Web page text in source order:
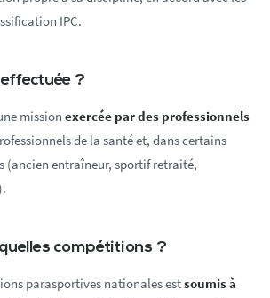
IPC.
?
mission exercée par des professionnels
de la santé et, dans certains
(ancien entraîneur, sportif retraité,
compétitions ?
parasportives nationales estsoumis à